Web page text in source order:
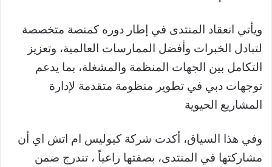
ويأتي انعقاد المنتدى في إطار دوره كمنصة متخصصة
لتبادل الخبرات وأفضل الممارسات العالمية، وتعزيز
التكامل بين الجهات المنظمة والمشغلة، بما يدعم
توجهات دبي في تطوير منظومة متقدمة لإدارة
المشاريع الحيوية
وفي هذا السياق، أكدت شركة كيوليس ام اتش اي أن
مشاركتها في المنتدى، بصفتها راعياً ، تندرج ضمن